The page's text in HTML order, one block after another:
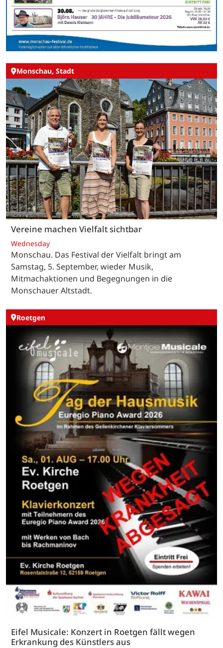
Monschau, Stadt
Vereine machen Vielfalt sichtbar
Wednesday
Monschau. Das Festival der Vielfalt bringt am
Samstag, 5. September, wieder Musik,
Mitmachaktionen und Begegnungen in die
Monschauer Altstadt.
Roetgen
Eifel Musicale: Konzert in Roetgen fällt wegen
Erkrankung des Künstlers aus